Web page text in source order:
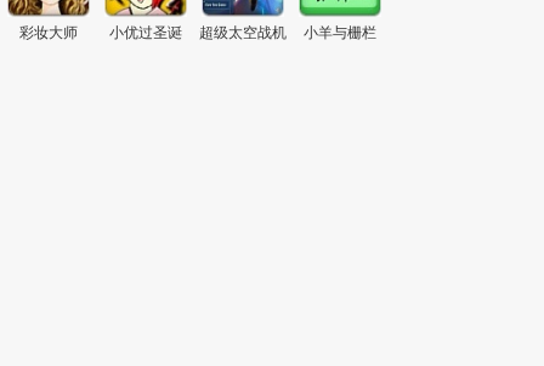
彩妆大师 小优过圣诞 超级太空战机 小羊与栅栏